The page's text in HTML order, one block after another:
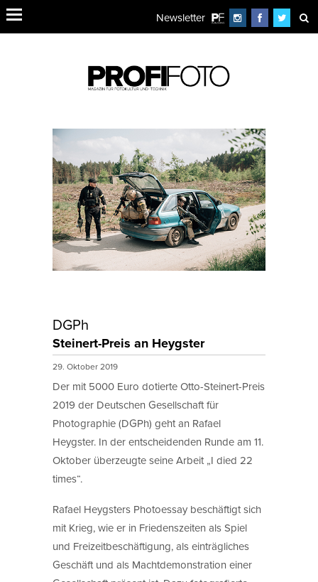
Newsletter
DGPh
Steinert-Preis an Heygster
29. Oktober 2019
Der mit 5000 Euro dotierte Otto-Steinert-Preis
2019 der Deutschen Gesellschaft für
Photographie (DGPh) geht an Rafael
Heygster. In der entscheidenden Runde am 11.
Oktober überzeugte seine Arbeit „I died 22
times“.
Rafael Heygsters Photoessay beschäftigt sich
mit Krieg, wie er in Friedenszeiten als Spiel
und Freizeitbeschäftigung, als einträgliches
Geschäft und als Machtdemonstration einer